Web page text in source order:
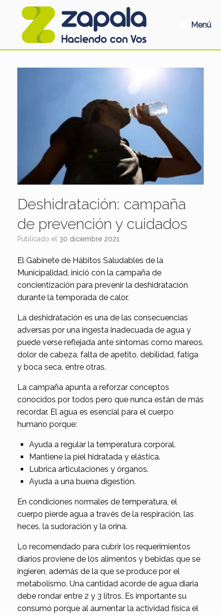
Menú
Deshidratación: campaña
de prevención y cuidados
Publicado el 30 diciembre 2021
El Gabinete de Hábitos Saludables de la
Municipalidad, inició con la campaña de
concientización para prevenir la deshidratación
durante la temporada de calor.
La deshidratación es una de las consecuencias
adversas por una ingesta inadecuada de agua y
puede verse reflejada ante síntomas como mareos,
dolor de cabeza, falta de apetito, debilidad, fatiga
y boca seca, entre otras.
La campaña apunta a reforzar conceptos
conocidos por todos pero que nunca están de más
recordar. El agua es esencial para el cuerpo
humano porque:
Ayuda a regular la temperatura corporal.
Mantiene la piel hidratada y elástica.
Lubrica articulaciones y órganos.
Ayuda a una buena digestión.
En condiciones normales de temperatura, el
cuerpo pierde agua a través de la respiración, las
heces, la sudoración y la orina.
Lo recomendado para cubrir los requerimientos
diarios proviene de los alimentos y bebidas que se
ingieren, además de la que se produce por el
metabolismo. Una cantidad acorde de agua diaria
debe rondar entre 2 y 3 litros. Es importante su
consumo porque al aumentar la actividad física el